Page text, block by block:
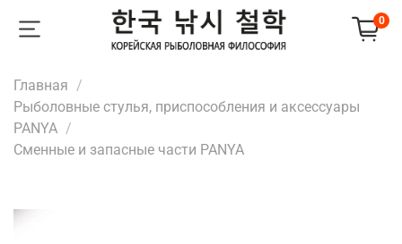
0
Главная
Рыболовные стулья, приспособления и аксессуары
PANYA
Сменные и запасные части PANYA